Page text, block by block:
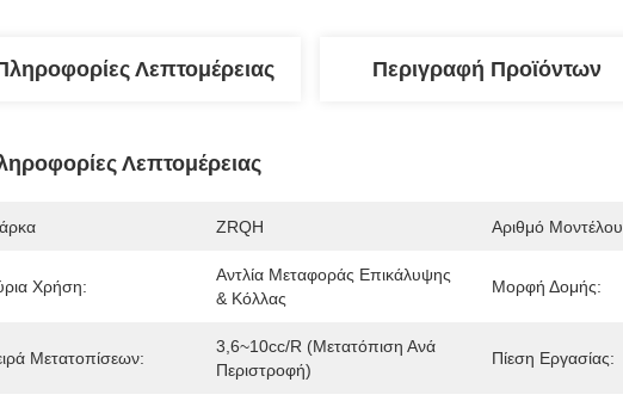
Λεπτομέρειας Περιγραφή Προϊόντων
Λεπτομέρειας
ZRQH Αριθμό Μοντέλου
Χρήση:
Αντλία Μεταφοράς Επικάλυψης
& Κόλλας
Μορφή Δομής:
Μετατοπίσεων:
3,6~10cc/R (Μετατόπιση Ανά
Περιστροφή)
Πίεση Εργασίας: